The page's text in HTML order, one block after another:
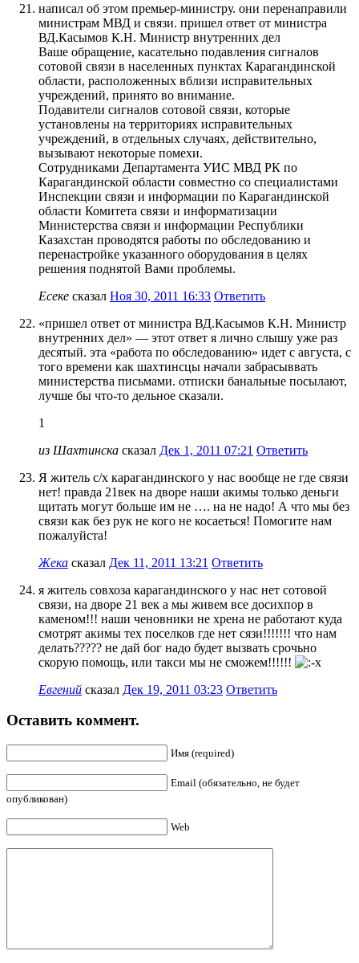
написал об этом премьер-министру. они перенаправили
министрам МВД и связи. пришел ответ от министра
ВД.Касымов К.Н. Министр внутренних дел
Ваше обращение, касательно подавления сигналов
сотовой связи в населенных пунктах Карагандинской
области, расположенных вблизи исправительных
учреждений, принято во внимание.
Подавители сигналов сотовой связи, которые
установлены на территориях исправительных
учреждений, в отдельных случаях, действительно,
вызывают некоторые помехи.
Сотрудниками Департамента УИС МВД РК по
Карагандинской области совместно со специалистами
Инспекции связи и информации по Карагандинской
области Комитета связи и информатизации
Министерства связи и информации Республики
Казахстан проводятся работы по обследованию и
перенастройке указанного оборудования в целях
решения поднятой Вами проблемы.
Есеке сказал Ноя 30, 2011 16:33 Ответить
«пришел ответ от министра ВД.Касымов К.Н. Министр
внутренних дел» — этот ответ я лично слышу уже раз
десятый. эта «работа по обследованию» идет с августа, с
того времени как шахтинсцы начали забрасыввать
министерства письмами. отписки банальные посылают,
лучше бы что-то дельное сказали.
1
из Шахтинска сказал Дек 1, 2011 07:21 Ответить
Я житель с/х карагандинского у нас вообще не где связи
нет! правда 21век на дворе наши акимы только деньги
щитать могут больше им не …. на не надо! А что мы без
связи как без рук не кого не косаеться! Помогите нам
пожалуйста!
Жека сказал Дек 11, 2011 13:21 Ответить
я житель совхоза карагандинского у нас нет сотовой
связи, на дворе 21 век а мы живем все досихпор в
каменом!!! наши ченовники не хрена не работают куда
смотрят акимы тех поселков где нет сязи!!!!!!! что нам
делать????? не дай бог надо будет вызвать срочьно
скорую помощь, или такси мы не сможем!!!!!!
Евгений сказал Дек 19, 2011 03:23 Ответить
Оставить коммент.
Имя (required)
Email (обязательно, не будет
опубликован)
Web